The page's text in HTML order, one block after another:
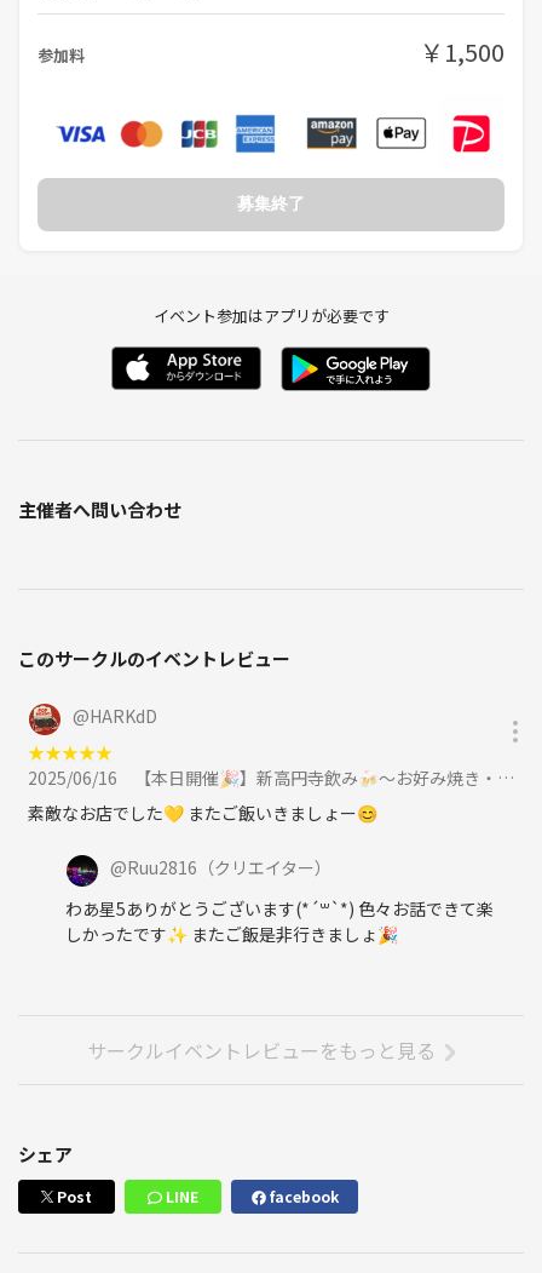
参加料 ￥1,500
募集終了
イベント参加はアプリが必要です
主催者へ問い合わせ
このサークルのイベントレビュー
@HARKdD
★★★★★
2025/06/16
【本日開催🎉】新高円寺飲み🍻〜お好み焼き・もんじゃ焼きなど〜に参加
素敵なお店でした💛 またご飯いきましょー😊
@Ruu2816 （クリエイター）
わあ星5ありがとうございます(*´꒳`*) 色々お話できて楽
しかったです✨ またご飯是非行きましょ🎉
サークルイベントレビューをもっと見る
シェア
Post LINE facebook